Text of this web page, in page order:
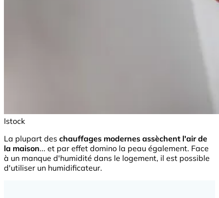
Istock
La plupart des chauffages modernes assèchent l'air de
la maison... et par effet domino la peau également. Face
à un manque d'humidité dans le logement, il est possible
d'utiliser un humidificateur.